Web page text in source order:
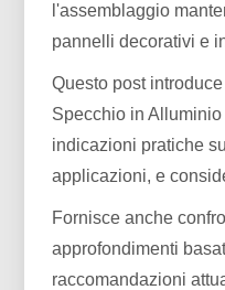
l'assemblaggio
pannelli decorativi e
Questo post
Specchio in
indicazioni pratiche
applicazioni, e
Fornisce anche
approfondimenti
raccomandazioni